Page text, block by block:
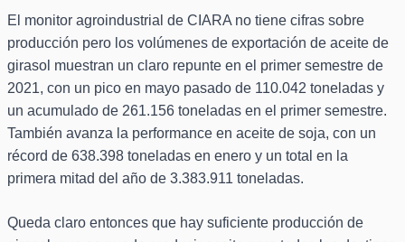
El monitor agroindustrial de CIARA no tiene cifras sobre
producción pero los volúmenes de exportación de aceite de
girasol muestran un claro repunte en el primer semestre de
2021, con un pico en mayo pasado de 110.042 toneladas y
un acumulado de 261.156 toneladas en el primer semestre.
También avanza la performance en aceite de soja, con un
récord de 638.398 toneladas en enero y un total en la
primera mitad del año de 3.383.911 toneladas.
Queda claro entonces que hay suficiente producción de